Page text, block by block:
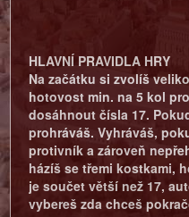
HLAVNÍ PRAVIDLA HRY
Na začátku si zvolíš
hotovost min. na 5 kol
dosáhnout čísla 17.
prohráváš. Vyhráváš,
protivník a zároveň
házíš se třemi kostkami,
je součet větší než 17,
vybereš zda chceš